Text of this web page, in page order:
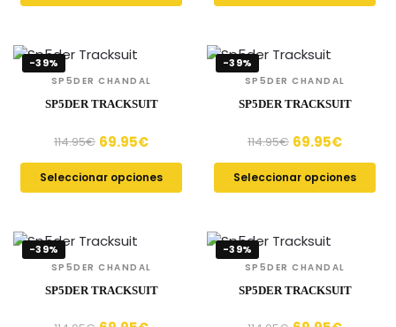
-39%
SP5DER CHANDAL
SP5DER TRACKSUIT
114.95€ 69.95€
Seleccionar opciones
-39%
SP5DER CHANDAL
SP5DER TRACKSUIT
114.95€ 69.95€
Seleccionar opciones
-39%
SP5DER CHANDAL
SP5DER TRACKSUIT
-39%
SP5DER CHANDAL
SP5DER TRACKSUIT